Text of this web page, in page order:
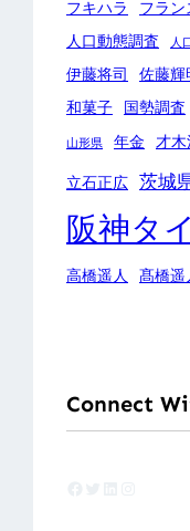
フキハラ
フラン
人口動態調査
人
伊藤将司 佐藤輝
和菓子 国勢調査
山形県 年金 才木
立石正広 茨城
阪神タ
高橋遥人 髙橋遥
Connect